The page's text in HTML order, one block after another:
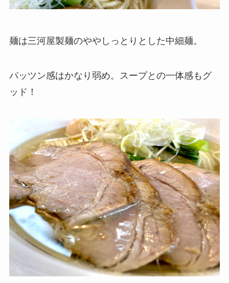
麺は三河屋製麺のややしっとりとした中細麺。
パッツン感はかなり弱め。スープとの一体感もグ
ッド！